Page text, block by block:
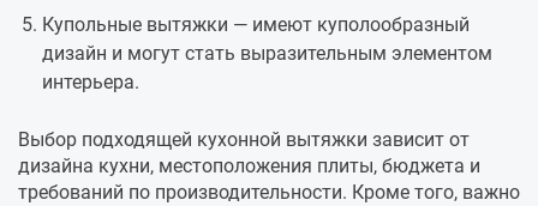
Купольные вытяжки — имеют куполообразный
дизайн и могут стать выразительным элементом
интерьера.
Выбор подходящей кухонной вытяжки зависит от
дизайна кухни, местоположения плиты, бюджета и
требований по производительности. Кроме того, важно